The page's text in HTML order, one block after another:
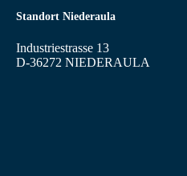
Standort Niederaula
Industriestrasse 13
D-36272 NIEDERAULA